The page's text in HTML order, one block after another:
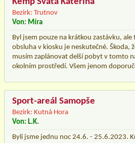
Bezirk: Trutnov
Von: Míra
Byl jsem pouze na krátkou zastávku,
obsluha v kiosku je neskutečné. Škoda,
musím zaplánovat delší pobyt v tomto
okolním prostředí. Všem jenom
Sport-areál Samopše
Bezirk: Kutná Hora
Von: L.K.
Byli jsme jednu noc 24.6. - 25.6.2023.